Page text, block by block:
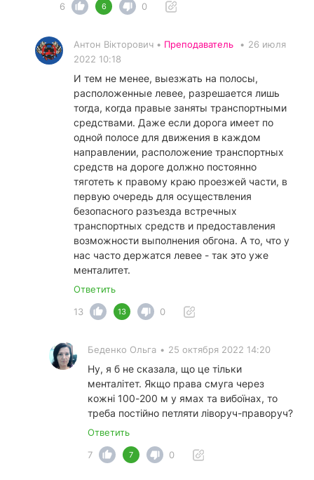
6
6 0
Антон Вікторович • Преподаватель • 26 июля
2022 10:18
И тем не менее, выезжать на полосы,
расположенные левее, разрешается лишь
тогда, когда правые заняты транспортными
средствами. Даже если дорога имеет по
одной полосе для движения в каждом
направлении, расположение транспортных
средств на дороге должно постоянно
тяготеть к правому краю проезжей части, в
первую очередь для осуществления
безопасного разъезда встречных
транспортных средств и предоставления
возможности выполнения обгона. А то, что у
нас часто держатся левее - так это уже
менталитет.
Ответить
13
13 0
Беденко Ольга • 25 октября 2022 14:20
Ну, я б не сказала, що це тільки
менталітет. Якщо права смуга через
кожні 100-200 м у ямах та вибоїнах, то
треба постійно петляти ліворуч-праворуч?
Ответить
7
7 0